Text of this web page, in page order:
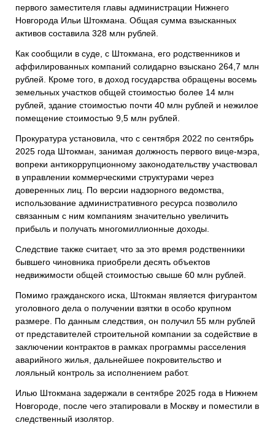
первого заместителя главы администрации Нижнего
Новгорода Ильи Штокмана. Общая сумма взысканных
активов составила 328 млн рублей.
Как сообщили в суде, с Штокмана, его родственников и
аффилированных компаний солидарно взыскано 264,7 млн
рублей. Кроме того, в доход государства обращены восемь
земельных участков общей стоимостью более 14 млн
рублей, здание стоимостью почти 40 млн рублей и нежилое
помещение стоимостью 9,5 млн рублей.
Прокуратура установила, что с сентября 2022 по сентябрь
2025 года Штокман, занимая должность первого вице-мэра,
вопреки антикоррупционному законодательству участвовал
в управлении коммерческими структурами через
доверенных лиц. По версии надзорного ведомства,
использование административного ресурса позволило
связанным с ним компаниям значительно увеличить
прибыль и получать многомиллионные доходы.
Следствие также считает, что за это время родственники
бывшего чиновника приобрели десять объектов
недвижимости общей стоимостью свыше 60 млн рублей.
Помимо гражданского иска, Штокман является фигурантом
уголовного дела о получении взятки в особо крупном
размере. По данным следствия, он получил 55 млн рублей
от представителей строительной компании за содействие в
заключении контрактов в рамках программы расселения
аварийного жилья, дальнейшее покровительство и
лояльный контроль за исполнением работ.
Илью Штокмана задержали в сентябре 2025 года в Нижнем
Новгороде, после чего этапировали в Москву и поместили в
следственный изолятор.